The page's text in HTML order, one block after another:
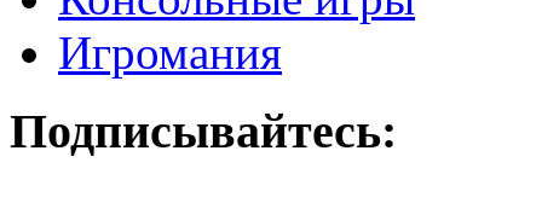
Игромания
Подписывайтесь: